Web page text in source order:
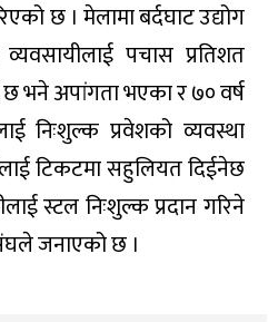
छ । मेलामा बर्दघाट उद्योग
पचास प्रतिशत
भने अपांगता भएका र ७० वर्ष
निःशुल्क प्रवेशको व्यवस्था
टिकटमा सहुलियत दिईनेछ
स्टल निःशुल्क प्रदान गरिने
जनाएको छ ।